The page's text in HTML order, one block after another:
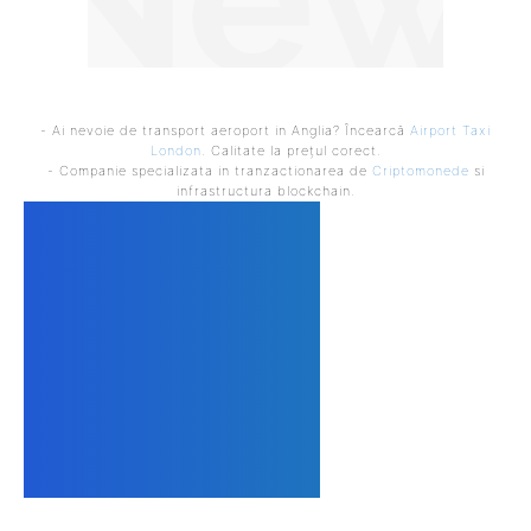
- Ai nevoie de transport aeroport in Anglia? Încearcă Airport Taxi
London . Calitate la prețul corect.
- Companie specializata in tranzactionarea de Criptomonede si
infrastructura blockchain.